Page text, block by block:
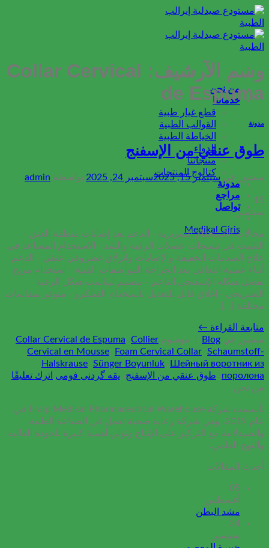
تخطي
للمحتوى
من نحن
خدماتنا
قطع غيار طبية
القوالب الطبية
الخياطة الطبية
الدواء
منتجاتنا
كتالوج المنتجات
مدونة
مراجع
تواصل
Medikal Giris
وسم الآرشيف: Collar Cervical
de Espuma
مدونة
طوق عنقي من الإسفنج
منشور في سبتمبر 15, 2025 سبتمبر 24, 2025 بواسطة admin
15
سبتمبر
مجالات الاستخدام السريرية - الدعم بعد إصابات منطقة العنق -
التثبيت في تشنجات عضلات الرقبة والشد - الاستخدام المساعد في
علاج الصدمات الخفيفة والإصابات وانزلاق غضروفي عنقي - الدعم
أثناء عملية التعافي بعد الجراحة المواصفات الفنية - استخدام مريح
بفضل هيكله الإسفنجي الناعم - مصمم ليناسب هيكل الرقبة
التشريحي - إغلاق قابل للتعديل باستخدام الفيلكرو - متوفر بمقاسات
مختلفة [...]
متابعة القراءة ←
منشور في Blog موسوم Collar Cervical de Espuma، Collier
Cervical en Mousse، Foam Cervical Collar، Schaumstoff-
Halskrause، Sünger Boyunluk، Шейный воротник из
поролона، طوق عنقي من الإسفنج، یقه گردنی فومی اترك تعليقًا
من نحن
تأسست شركة Eralp Medikal Pharmaceutical Warehouse في
عام 2019، وهي شركة رعاية صحية تعمل في الصناعة الطبية
والصيدلانية مع التركيز على الإنتاج وتولي أهمية كبيرة للجودة العالية
والنهج العلمي.
أحدث المقالات
05
أغسطس
مشد البطن
24
سبتمبر